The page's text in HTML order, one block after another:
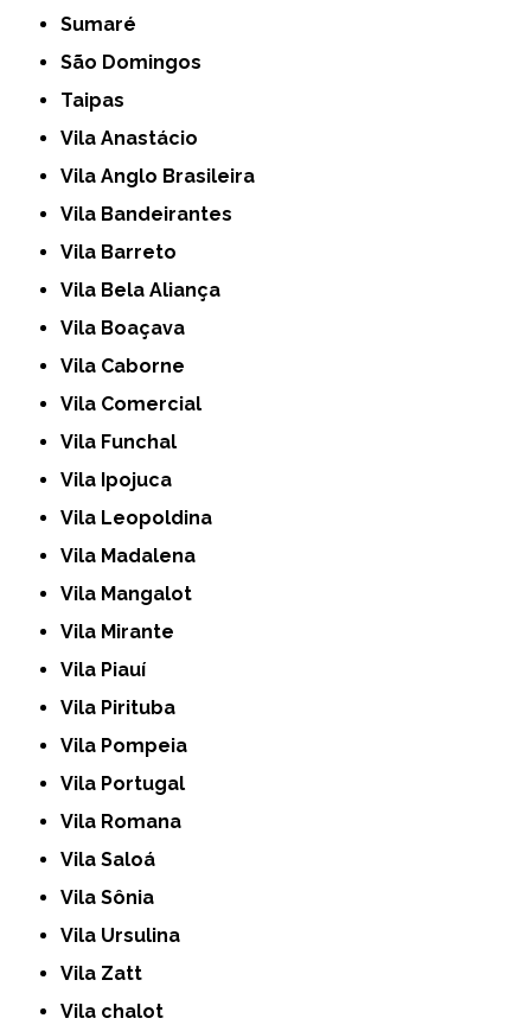
Sumaré
São Domingos
Taipas
Vila Anastácio
Vila Anglo Brasileira
Vila Bandeirantes
Vila Barreto
Vila Bela Aliança
Vila Boaçava
Vila Caborne
Vila Comercial
Vila Funchal
Vila Ipojuca
Vila Leopoldina
Vila Madalena
Vila Mangalot
Vila Mirante
Vila Piauí
Vila Pirituba
Vila Pompeia
Vila Portugal
Vila Romana
Vila Saloá
Vila Sônia
Vila Ursulina
Vila Zatt
Vila chalot